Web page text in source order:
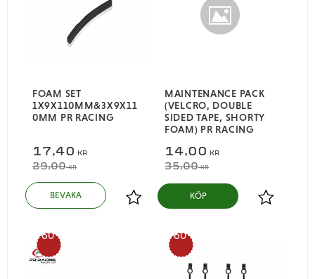
FOAM SET
1X9X110MM&3X9X11
0MM PR RACING
17,40 KR
29,00KR
Lägg till i favoriter
MAINTENANCE PACK
(VELCRO, DOUBLE
SIDED TAPE, SHORTY
FOAM) PR RACING
14,00 KR
35,00KR
Lägg till i
KÖP
60
%
60
%